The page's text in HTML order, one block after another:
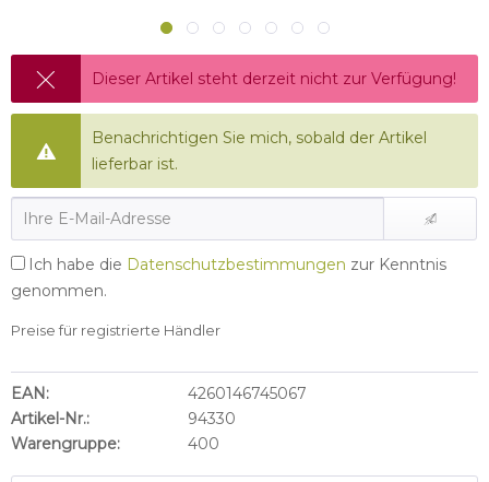
Dieser Artikel steht derzeit nicht zur Verfügung!
Benachrichtigen Sie mich, sobald der Artikel
lieferbar ist.
Ich habe die Datenschutzbestimmungen zur Kenntnis
genommen.
Preise für registrierte Händler
EAN:
4260146745067
Artikel-Nr.:
94330
Warengruppe:
400